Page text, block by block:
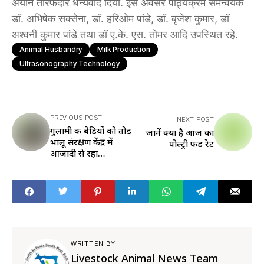
अयोन तारफदार धन्यवाद दिया. इस अवसर पाठ्यक्रम समन्वयक
डॉ. अभिषेक सक्सेना, डॉ. हरिओम पांडे, डॉ. बृजेश कुमार, डॉ
अश्वनी कुमार पांडे तथा डॉ ए.के. एस. तोमर आदि उपस्थित रहे.
Animal Husbandry
Milk Production
Ultrasonography Technology
PREVIOUS POST
गुलामी की बेड़ियों को तोड़
भालू संरक्षण केंद्र में
आजादी से रहा
NEXT POST
जानें क्या है आज का
पोल्ट्री फीड रेट
WRITTEN BY
Livestock Animal News Team